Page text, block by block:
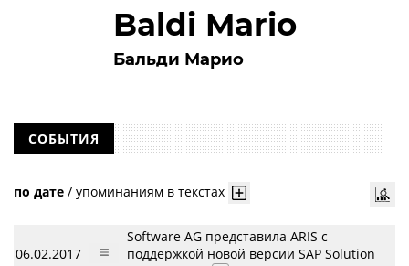
Baldi Mario
Бальди Марио
СОБЫТИЯ
по дате / упоминаниям в текстах
06.02.2017
Software AG представила ARIS с
поддержкой новой версии SAP Solution